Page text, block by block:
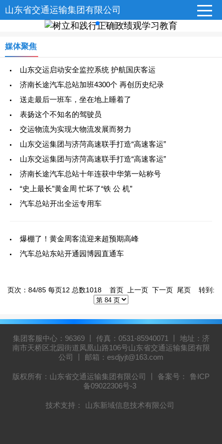
山东省交通运输集团有限公司
媒体聚焦
山东交运启动安全监控系统 护航国庆客运
济南长途汽车总站加班4300个 再创历史纪录
送走最后一班车，坐在地上睡着了
表扬这个不知名的驾驶员
交运物流为实现大物流发展而努力
山东交运集团与济菏高速联手打造“高速客运”
山东交运集团与济菏高速联手打造“高速客运”
济南长途汽车总站十年连获中华第一站称号
“史上最长”黄金周 忙坏了“铁 公 机”
汽车总站开出全运专用车
爆棚了！黄金周客流迎来超预期高峰
汽车总站东站开通园博园直通车
页次：84/85 每页12 总数1018 首页 上一页 下一页 尾页 转到:
集团客服中心：96369 丨 传真：0531-85940071 丨 地址：济
南市天桥区北园街道凤凰山路106号山东省交通运输集团有限
公司 丨 邮箱：esdjyjt@163.com
版权所有：山东省交通运输集团有限公司 丨 备案号：
鲁ICP
备09022306号-3
技术支持： 山东新域信息技术有限公司